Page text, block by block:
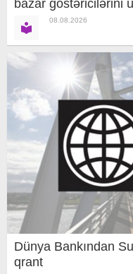
bazar göstəricilərini
08.08.2026
Dünya Bankından
qrant